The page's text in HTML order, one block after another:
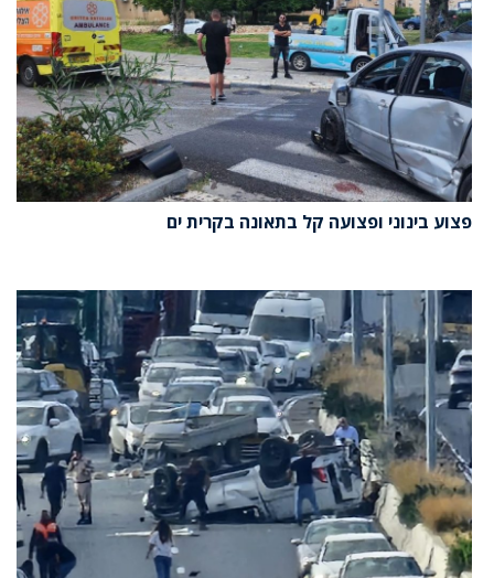
פצוע בינוני ופצועה קל בתאונה בקרית ים